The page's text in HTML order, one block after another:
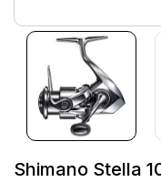
Shimano Stella